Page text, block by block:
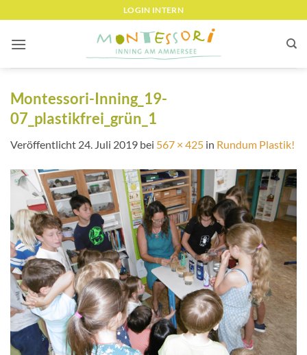
springen
LOGIN INTERN
Montessori-Inning_19-
07_plastikfrei_grün_1
Veröffentlicht 24. Juli 2019 bei 567 × 425 in Rundum Plastik!